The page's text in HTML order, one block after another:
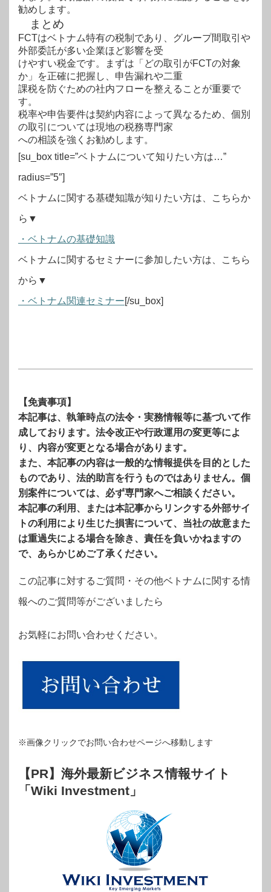
勧めします。
まとめ
FCTはベトナム特有の税制であり、グループ間取引や
外部委託が多い企業ほど影響を受
けやすい税金です。まずは「どの取引がFCTの対象
か」を正確に把握し、申告漏れや二重
課税を防ぐための社内フローを整えることが重要で
す。
税率や申告要件は契約内容によって異なるため、個別
の取引については現地の税務専門家
への相談を強くお勧めします。
[su_box title=”ベトナムについて知りたい方は…”
radius=”5″]
ベトナムに関する基礎知識が知りたい方は、こちらか
ら▼
・ベトナムの基礎知識
ベトナムに関するセミナーに参加したい方は、こちら
から▼
・ベトナム関連セミナー[/su_box]
【免責事項】
本記事は、執筆時点の法令・実務情報等に基づいて作
成しております。法令改正や行政運用の変更等によ
り、内容が変更となる場合があります。
また、本記事の内容は一般的な情報提供を目的とした
ものであり、法的助言を行うものではありません。個
別案件については、必ず専門家へご相談ください。
本記事の利用、または本記事からリンクする外部サイ
トの利用により生じた損害について、当社の故意また
は重過失による場合を除き、責任を負いかねますの
で、あらかじめご了承ください。
この記事に対するご質問・その他ベトナムに関する情
報へのご質問等がございましたら
お気軽にお問い合わせください。
※画像クリックでお問い合わせページへ移動します
【PR】海外最新ビジネス情報サイト
「Wiki Investment」